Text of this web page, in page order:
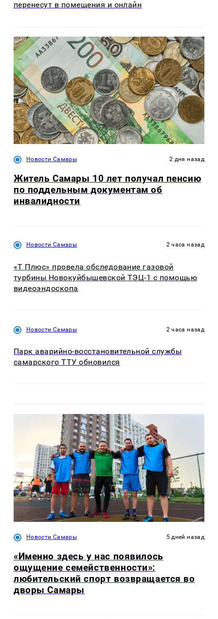
перенесут в помещения и онлайн
Новости Самары 2 дня назад
Житель Самары 10 лет получал пенсию
по поддельным документам об
инвалидности
Новости Самары 2 часа назад
«Т Плюс» провела обследование газовой
турбины Новокуйбышевской ТЭЦ-1 с помощью
видеоэндоскопа
Новости Самары 2 часа назад
Парк аварийно-восстановительной службы
самарского ТТУ обновился
Новости Самары 5 дней назад
«Именно здесь у нас появилось
ощущение семейственности»:
любительский спорт возвращается во
дворы Самары